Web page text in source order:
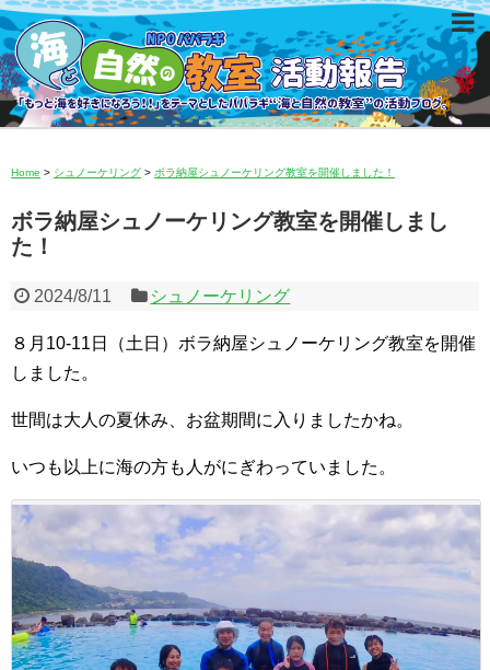
Home > シュノーケリング > ボラ納屋シュノーケリング教室を開催しました！
ボラ納屋シュノーケリング教室を開催しまし
た！
2024/8/11 シュノーケリング
８月10-11日（土日）ボラ納屋シュノーケリング教室を開催
しました。
世間は大人の夏休み、お盆期間に入りましたかね。
いつも以上に海の方も人がにぎわっていました。